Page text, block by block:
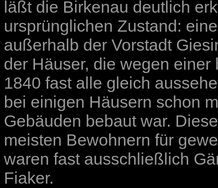
läßt die Birkenau deutlich
ursprünglichen Zustand:
außerhalb der Vorstadt
der Häuser, die wegen
1840 fast alle gleich
bei einigen Häusern schon
Gebäuden bebaut war.
meisten Bewohnern für
waren fast ausschließlich
Fiaker.